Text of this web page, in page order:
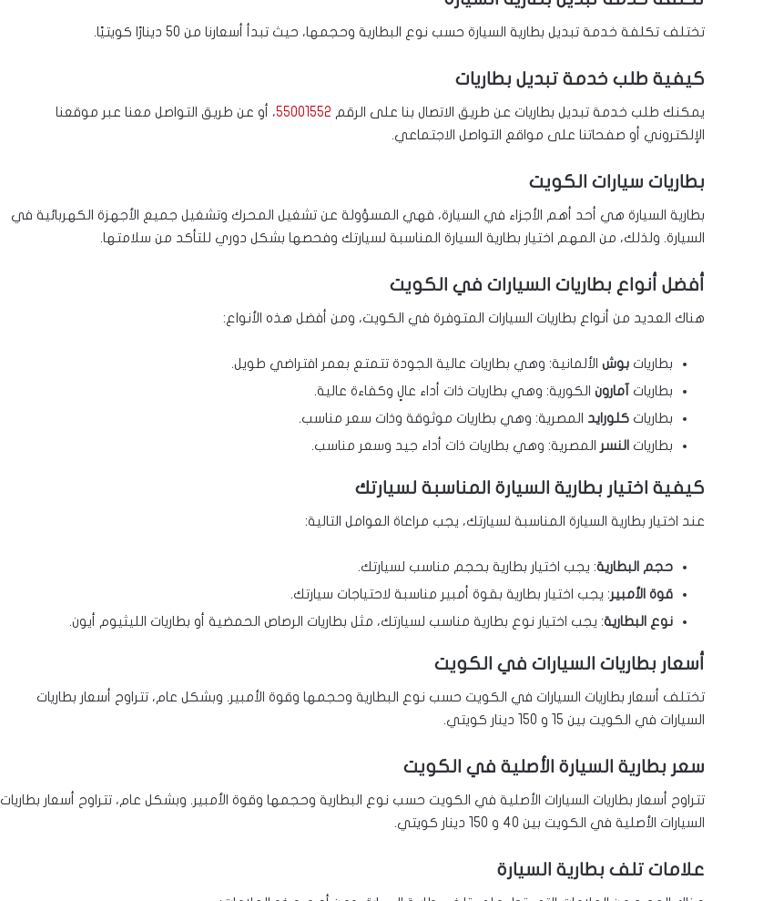
تختلف تكلفة خدمة تبديل بطارية السيارة حسب نوع البطارية وحجمها، حيث تبدأ أسعارنا من 50 دينارًا كويتيًا.
كيفية طلب خدمة تبديل بطاريات
يمكنك طلب خدمة تبديل بطاريات عن طريق الاتصال بنا على الرقم 55001552، أو عن طريق التواصل معنا عبر موقعنا
الإلكتروني أو صفحاتنا على مواقع التواصل الاجتماعي.
بطاريات سيارات الكويت
بطارية السيارة هي أحد أهم الأجزاء في السيارة، فهي المسؤولة عن تشغيل المحرك وتشغيل جميع الأجهزة الكهربائية في
السيارة. ولذلك، من المهم اختيار بطارية السيارة المناسبة لسيارتك وفحصها بشكل دوري للتأكد من سلامتها.
أفضل أنواع بطاريات السيارات في الكويت
هناك العديد من أنواع بطاريات السيارات المتوفرة في الكويت، ومن أفضل هذه الأنواع:
بطاريات بوش الألمانية: وهي بطاريات عالية الجودة تتمتع بعمر افتراضي طويل.
بطاريات آمارون الكورية: وهي بطاريات ذات أداء عالٍ وكفاءة عالية.
بطاريات كلورايد المصرية: وهي بطاريات موثوقة وذات سعر مناسب.
بطاريات النسر المصرية: وهي بطاريات ذات أداء جيد وسعر مناسب.
كيفية اختيار بطارية السيارة المناسبة لسيارتك
عند اختيار بطارية السيارة المناسبة لسيارتك، يجب مراعاة العوامل التالية:
حجم البطارية: يجب اختيار بطارية بحجم مناسب لسيارتك.
قوة الأمبير: يجب اختيار بطارية بقوة أمبير مناسبة لاحتياجات سيارتك.
نوع البطارية: يجب اختيار نوع بطارية مناسب لسيارتك، مثل بطاريات الرصاص الحمضية أو بطاريات الليثيوم أيون.
أسعار بطاريات السيارات في الكويت
تختلف أسعار بطاريات السيارات في الكويت حسب نوع البطارية وحجمها وقوة الأمبير. وبشكل عام، تتراوح أسعار بطاريات
السيارات في الكويت بين 15 و 150 دينار كويتي.
سعر بطارية السيارة الأصلية في الكويت
تتراوح أسعار بطاريات السيارات الأصلية في الكويت حسب نوع البطارية وحجمها وقوة الأمبير. وبشكل عام، تتراوح أسعار بطاريات
السيارات الأصلية في الكويت بين 40 و 150 دينار كويتي.
علامات تلف بطارية السيارة